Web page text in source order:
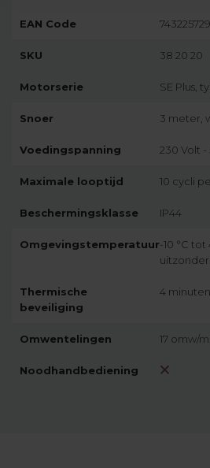
EAN Code
SKU 38 20 20
Motorserie SE Plus,
Snoer 3 meter,
Voedingspanning 230 Volt -
Maximale looptijd 10 cycli
Beschermingsklasse IP44
Omgevingstemperatuur-10 °C tot
Thermische
beveiliging
4 minuten
Omwentelingen 17 omw/
Noodhandbediening